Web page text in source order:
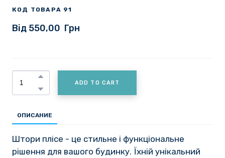
КОД ТОВАРА 91
Від 550,00  Грн
ADD TO CART
ОПИСАНИЕ
Штори плісе - це стильне і функціональне
рішення для вашого будинку. Їхній унікальний